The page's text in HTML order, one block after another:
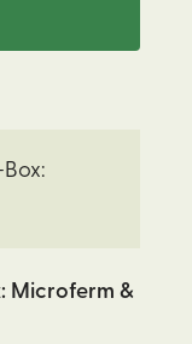
Microferm &